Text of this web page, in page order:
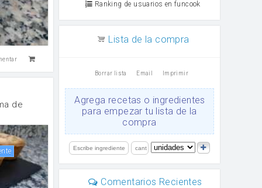
de
Ranking de usuarios en funcook
Lista de la compra
Borrar lista Email Imprimir
Agrega recetas o ingredientes
para empezar tu lista de la
compra
Comentarios Recientes